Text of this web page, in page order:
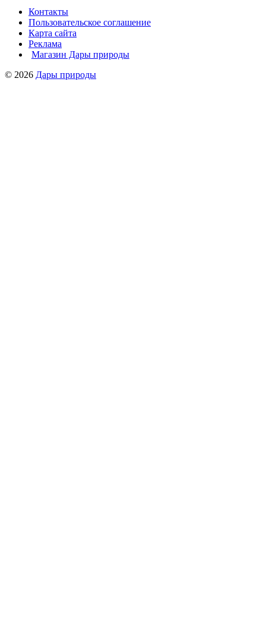
Контакты
Пользовательское соглашение
Карта сайта
Реклама
Магазин Дары природы
© 2026 Дары природы